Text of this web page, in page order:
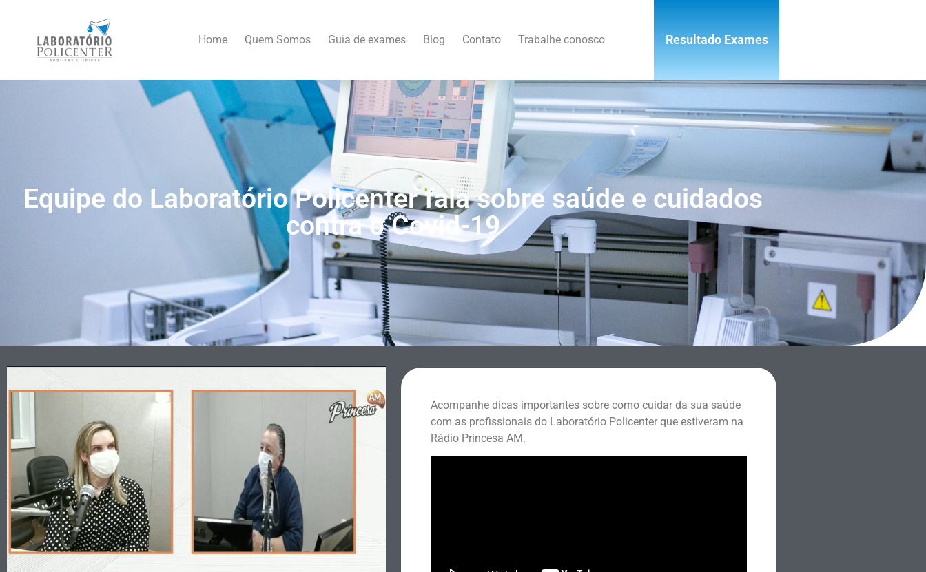
Home Quem Somos Guia de exames Blog Contato Trabalhe conosco Resultado Exames
Equipe do Laboratório Policenter fala sobre saúde e cuidados
contra o Covid-19
Acompanhe dicas importantes sobre como cuidar da sua saúde
com as profissionais do Laboratório Policenter que estiveram na
Rádio Princesa AM.